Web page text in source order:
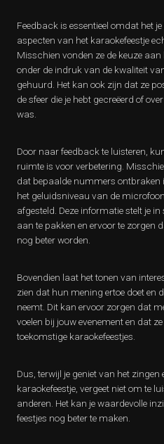
Feedback is essentieel omdat het
aspecten van het karaokefeestje
Misschien vonden ze de keuze
onder de indruk van de kwaliteit
gehuurd. Het kan ook zijn dat ze
de sfeer die je hebt gecreëerd of
was.
Door naar feedback te luisteren,
ruimte is voor verbetering.
dat bepaalde nummers ontbraken
het geluidsniveau van de
afgesteld. Deze informatie stelt je
aan te pakken en ervoor te zorgen
nog beter worden.
Bovendien laat het tonen van
zien dat hun mening ertoe doet en
neemt. Dit kan ervoor zorgen dat
voelen bij jouw evenement en dat
toekomstige karaokefeestjes.
Dus, terwijl je geniet van het
karaokefeestje, vergeet niet om te
anderen. Het kan je waardevolle
feestjes nog beter te maken.